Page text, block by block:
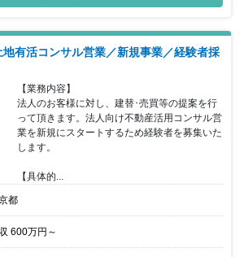
活用コンサルティングを行い、契約の締結に
の提案を行います。 長期に及ぶ事業で建築で
では資産の買い替えや等価交換の提案を行い
ません。 所属していただく営業部は20代か
構成され、年齢や勤続年数に関係なく実力次第
的な考えはありません。 フレキシブルな勤務時
に直行し直帰する働き方を通して自身で仕事の
ただきます。 インセンティブは建築、売買に係
支給され、上限はありませんので、かなりのモ
思います。
地有活コンサル営業／新規事業／経験者採
【業務内容】
法人のお客様に対し、建替･売買等の提案を行
って頂きます。法人向け不動産活用コンサル営
業を新規にスタートするため経験者を募集いた
します。
【具体的...
都
600万円 ～